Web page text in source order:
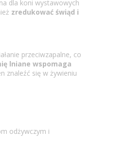
dla koni wystawowych
zredukować świąd i
przeciwzapalne, co
lniane wspomaga
znaleźć się w żywieniu
odżywczym i